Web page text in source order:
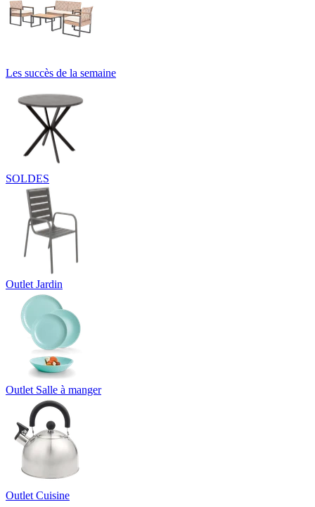
Les succès de la semaine
SOLDES
Outlet Jardin
Outlet Salle à manger
Outlet Cuisine